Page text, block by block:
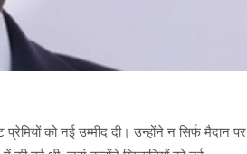
को नई उम्मीद दी। उन्होंने न सिर्फ मैदान पर